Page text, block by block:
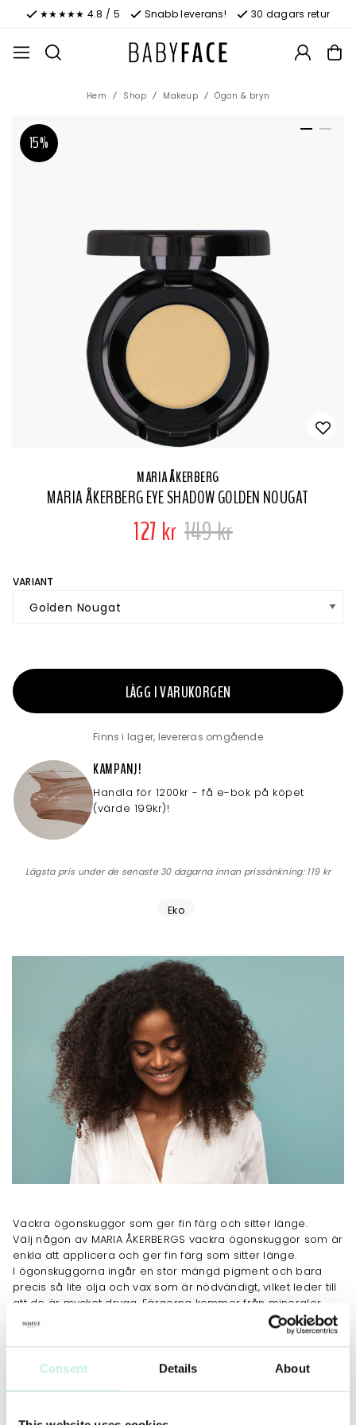
Consent Details About
★★★★★ 4.8 / 5 Snabb leverans! 30 dagars retur
Hem Shop Makeup Ögon & bryn
15%
MARIA ÅKERBERG
MARIA ÅKERBERG EYE SHADOW GOLDEN NOUGAT
127 kr 149 kr
VARIANT
LÄGG I VARUKORGEN
Finns i lager, levereras omgående
KAMPANJ!
Handla för 1200kr - få e-bok på köpet
(värde 199kr)!
Lägsta pris under de senaste 30 dagarna innan prissänkning:119 kr
Eko
Vackra ögonskuggor som ger fin färg och sitter länge.
Välj någon av MARIA ÅKERBERGS vackra ögonskuggor som är
enkla att applicera och ger fin färg som sitter länge.
I ögonskuggorna ingår en stor mängd pigment och bara
precis så lite olja och vax som är nödvändigt, vilket leder till
att de är mycket dryga. Färgerna kommer från mineraler
såsom till exempel järnoxider, talc och titandioxid.
ANVÄNDNING MER INFO